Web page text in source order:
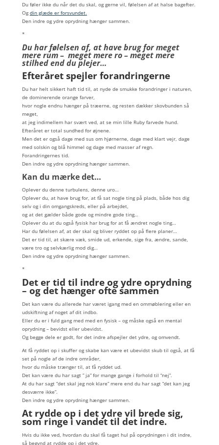
Du føler ikke du når det du skal, og gerne vil, følelsen af at halse bagefter.
Og din glæde er forsvundet.
Den indre og ydre oprydning hænger sammen.
*
Du har følelsen af, at have brug for meget
mere rum – meget mere ro – meget mere
stilhed end du plejer…
Efteråret spejler forandringerne
Du har helt sikkert haft tid til, at nyde de smukke forandringer i naturen,
de dominerende orange farver,
hvor nogle endnu hænger på træerne, og resten dækker skovbunden så
meget,
at jeg indimellem har svært ved, at se min lille Ruby farvede hund.
Efteråret er total sundhed for øjnene.
Men det er også dage med sus om hjørnerne, dage med klart vejr, dage
med solskin og blå himmel og dage med masser af regn.
Forandringernes tid.
Den indre og ydre oprydning hænger sammen.
Kan du mærke det…
Oplever du denne turbulens, denne uro…
Oplever du, at have brug for, at få sat nogle ting på plads, både hos dig
selv og i din omgangskreds, eller på arbejdet,
og at det gælder både gode og mindre gode ting…
Oplever du at du også fysisk har brug for at få ændret nogle ting…
Har du følelsen af, at der skal og bliver ryddet op på flere planer…
Det er tid til, at skære væk, smide ud, erkende, sige fra, ændre, sande,
være tro og selvkærlig mod dig…
Den indre og ydre oprydning hænger sammen.
*
Det er tid til indre og ydre oprydning
– og det hænger ofte sammen
Det kan være du allerede har været igang med en ommøblering eller en
udskiftning af noget af dit indbo.
Eller du er i fuld gang med med en fysisk – og måske også en mental
oprydning – bevidst eller ubevidst.
Og begge dele er godt, for det indre afspejler det ydre, og omvendt.
At få ryddet op i skuffer og skabe kan være et ubevidst skub til også, at få
set på nogle af de indre områder,
hvor du måske trænger til, at få ryddet ud.
Det kan være du har sagt ” ja” for mange gange i forhold til “nej”.
At du har sagt “det skal jeg nok klare” mere end du har sagt “det kan jeg
desværre ikke”.
Den indre og ydre oprydning hænger sammen.
At rydde op i det ydre vil brede sig,
som ringe i vandet til det indre.
Hvis du ikke ved, hvordan du skal få taget hul på oprydningen i dit indre,
så begynd at rydde op i det ydre.